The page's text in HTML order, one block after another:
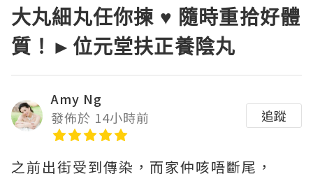
大丸細丸任你揀 ♥ 隨時重拾好體
質！►位元堂扶正養陰丸
Amy Ng
發佈於 14小時前
追蹤
之前出街受到傳染，而家仲咳唔斷尾，